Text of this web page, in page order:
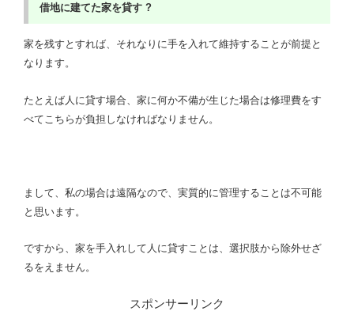
借地に建てた家を貸す ?
家を残すとすれば、それなりに手を入れて維持することが前提と
なります。
たとえば人に貸す場合、家に何か不備が生じた場合は修理費をす
べてこちらが負担しなければなりません。
まして、私の場合は遠隔なので、実質的に管理することは不可能
と思います。
ですから、家を手入れして人に貸すことは、選択肢から除外せざ
るをえません。
スポンサーリンク